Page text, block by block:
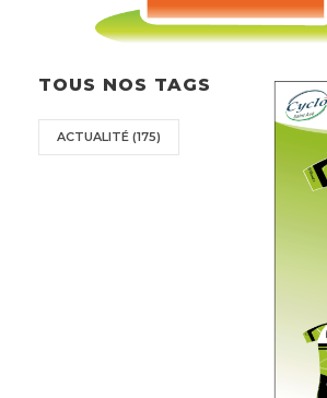
TOUS NOS TAGS
ACTUALITÉ (175)